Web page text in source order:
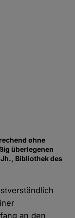
ohne
überlegenen
Bibliothek des
an den